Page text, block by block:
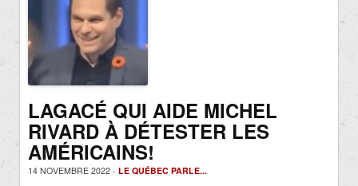
LAGACÉ QUI AIDE MICHEL
RIVARD À DÉTESTER LES
AMÉRICAINS!
14 NOVEMBRE 2022 - LE QUÉBEC PARLE...